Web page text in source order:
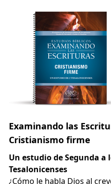
Examinando las
Cristianismo firme
Un estudio de Segunda a
Tesalonicenses
¿Cómo le habla Dios al